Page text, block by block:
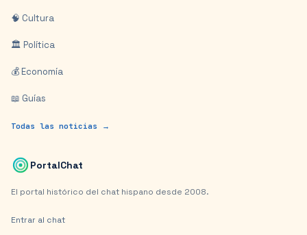
🧠 Cultura
🏛️ Política
💰 Economía
📖 Guías
Todas las noticias →
PortalChat
El portal histórico del chat hispano desde 2008.
Entrar al chat